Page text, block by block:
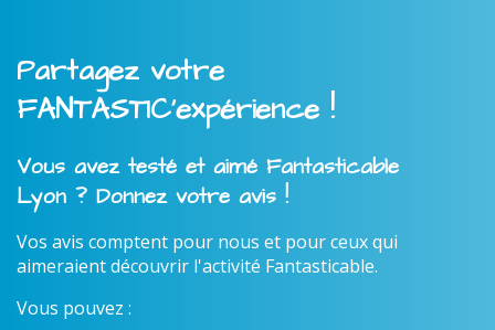
Partagez votre
FANTASTIC'expérience !
Vous avez testé et aimé Fantasticable
Lyon ? Donnez votre avis !
Vos avis comptent pour nous et pour ceux qui
aimeraient découvrir l'activité Fantasticable.
Vous pouvez :